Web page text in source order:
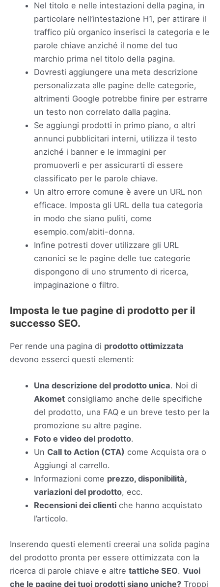
Nel titolo e nelle intestazioni della pagina, in
particolare nell’intestazione H1, per attirare il
traffico più organico inserisci la categoria e le
parole chiave anziché il nome del tuo
marchio prima nel titolo della pagina.
Dovresti aggiungere una meta descrizione
personalizzata alle pagine delle categorie,
altrimenti Google potrebbe finire per estrarre
un testo non correlato dalla pagina.
Se aggiungi prodotti in primo piano, o altri
annunci pubblicitari interni, utilizza il testo
anziché i banner e le immagini per
promuoverli e per assicurarti di essere
classificato per le parole chiave.
Un altro errore comune è avere un URL non
efficace. Imposta gli URL della tua categoria
in modo che siano puliti, come
esempio.com/abiti-donna.
Infine potresti dover utilizzare gli URL
canonici se le pagine delle tue categorie
dispongono di uno strumento di ricerca,
impaginazione o filtro.
Imposta le tue pagine di prodotto per il
successo SEO.
Per rende una pagina di prodotto ottimizzata
devono esserci questi elementi:
Una descrizione del prodotto unica. Noi di
Akomet consigliamo anche delle specifiche
del prodotto, una FAQ e un breve testo per la
promozione su altre pagine.
Foto e video del prodotto.
Un Call to Action (CTA) come Acquista ora o
Aggiungi al carrello.
Informazioni come prezzo, disponibilità,
variazioni del prodotto, ecc.
Recensioni dei clienti che hanno acquistato
l’articolo.
Inserendo questi elementi creerai una solida pagina
del prodotto pronta per essere ottimizzata con la
ricerca di parole chiave e altre tattiche SEO. Vuoi
che le pagine dei tuoi prodotti siano uniche? Troppi